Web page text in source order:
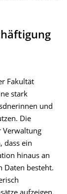
Fakultät
stark
und
Die
Verwaltung
dass ein
hinaus an
Daten besteht.